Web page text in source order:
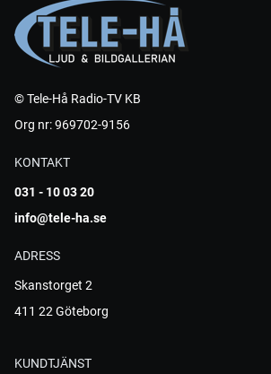
© Tele-Hå Radio-TV KB
Org nr: 969702-9156
KONTAKT
031 - 10 03 20
info@tele-ha.se
ADRESS
Skanstorget 2
411 22 Göteborg
KUNDTJÄNST